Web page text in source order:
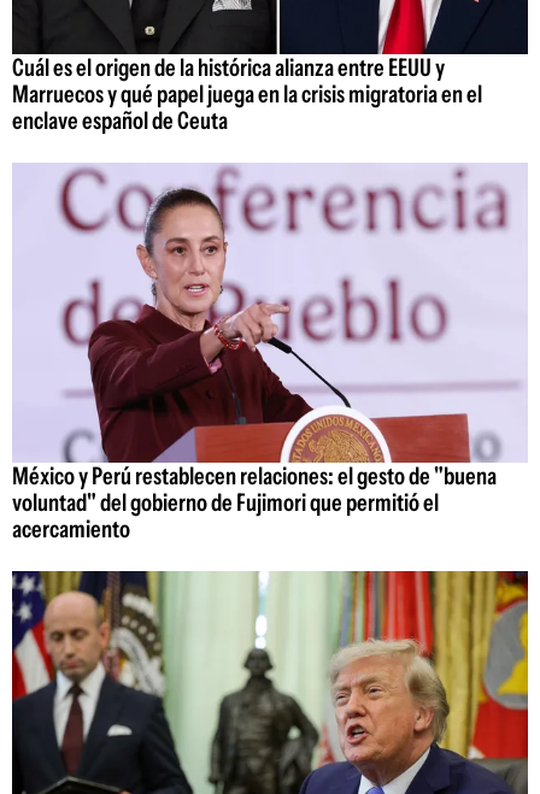
Cuál es el origen de la histórica alianza entre EEUU y
Marruecos y qué papel juega en la crisis migratoria en el
enclave español de Ceuta
México y Perú restablecen relaciones: el gesto de "buena
voluntad" del gobierno de Fujimori que permitió el
acercamiento